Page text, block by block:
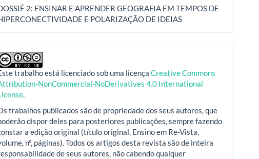
2: ENSINAR E APRENDER GEOGRAFIA EM TEMPOS DE
E POLARIZAÇÃO DE IDEIAS
trabalho está licenciado sob uma licençaCreative Commons
NonCommercial-NoDerivatives 4.0 International
trabalhos publicados são de propriedade dos seus autores, que
dispor deles para posteriores publicações, sempre fazendo
a edição original (título original, Ensino em Re-Vista,
nº, páginas). Todos os artigos desta revista são de inteira
de seus autores, não cabendo qualquer